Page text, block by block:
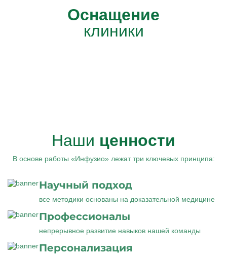
Оснащение
клиники
Наши ценности
В основе работы «Инфузио» лежат три ключевых принципа:
Научный подход
все методики основаны на доказательной медицине
Профессионалы
непрерывное развитие навыков нашей команды
Персонализация